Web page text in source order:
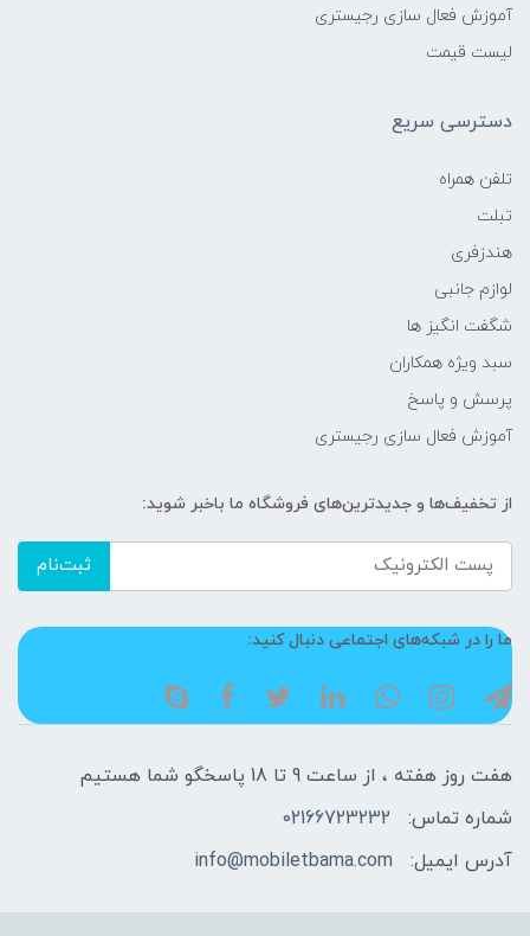
آموزش فعال سازی رجیستری
لیست قیمت
دسترسی سریع
تلفن همراه
تبلت
هندزفری
لوازم جانبی
شگفت انگیز ها
سبد ویژه همکاران
پرسش و پاسخ
آموزش فعال سازی رجیستری
از تخفیف‌ها و جدیدترین‌های فروشگاه ما باخبر شوید:
ثبت‌نام
ما را در شبکه‌های اجتماعی دنبال کنید:
هفت روز هفته ، از ساعت 9 تا 18 پاسخگو شما هستیم
شماره تماس:
02166723232
آدرس ایمیل:
info@mobiletbama.com